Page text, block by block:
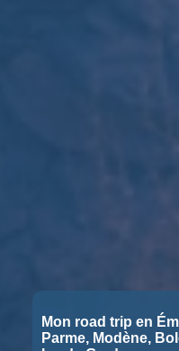
Mon road trip en
Parme, Modène,